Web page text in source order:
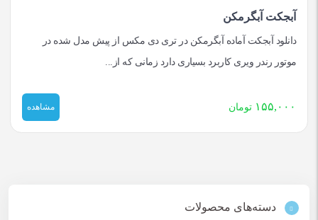
آبجکت آبگرمکن
دانلود آبجکت آماده آبگرمکن در تری دی مکس از پیش مدل شده در
موتور رندر ویری کاربرد بسیاری دارد زمانی که از...
۱۵۵,۰۰۰ تومان مشاهده
دسته‌های محصولات